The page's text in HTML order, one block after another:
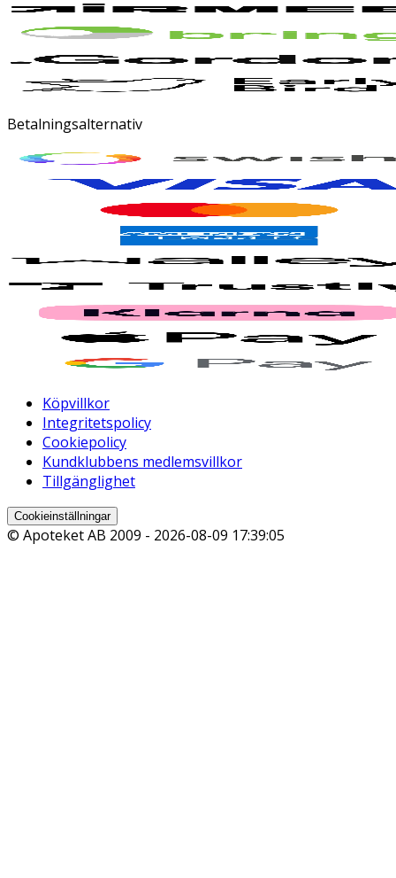
Betalningsalternativ
Köpvillkor
Integritetspolicy
Cookiepolicy
Kundklubbens medlemsvillkor
Tillgänglighet
Cookieinställningar
© Apoteket AB 2009 - 2026-08-09 17:39:05